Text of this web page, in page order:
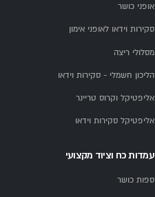
אופני כושר
סקירות וידאו לאופני אימון
מסלולי ריצה
הליכון חשמלי - סקירות וידאו
אליפטיקל וקרוס טריינר
אליפטיקל סקירות וידאו
עמדות כח וציוד מקצועי
ספות כושר